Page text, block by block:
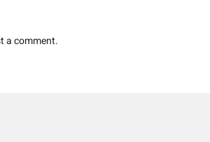
a comment.